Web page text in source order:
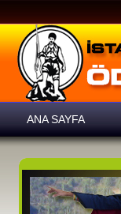
ANA SAYFA